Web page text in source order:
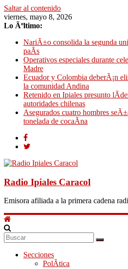
Saltar al contenido
viernes, mayo 8, 2026
Lo Ãºltimo:
NariÃ±o consolida la segunda
paÃ­s
Operativos especiales durante
Madre
Ecuador y Colombia deberÃ¡n
la comunidad Andina
Retenido en Ipiales presunto
autoridades chilenas
Asegurados cuatro hombres
tonelada de cocaÃ­na
Radio Ipiales Caracol
Emisora afiliada a la primera cadena
Secciones
PolÃ­tica